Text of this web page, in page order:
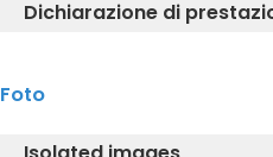
Dichiarazione di
Foto